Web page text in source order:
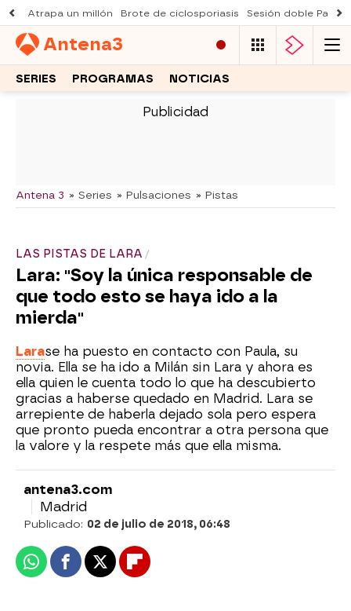
Atrapa un millón Brote de ciclosporiasis Sesión doble
Antena3
SERIES PROGRAMAS NOTICIAS
Antena 3 » Series » Pulsaciones » Pistas
LAS PISTAS DE LARA
Lara: "Soy la única responsable de
que todo esto se haya ido a la
mierda"
Larase ha puesto en contacto con Paula, su
novia. Ella se ha ido a Milán sin Lara y ahora es
ella quien le cuenta todo lo que ha descubierto
gracias a haberse quedado en Madrid. Lara se
arrepiente de haberla dejado sola pero espera
que pronto pueda encontrar a otra persona que
la valore y la respete más que ella misma.
antena3.com
Madrid
Publicado: 02 de julio de 2018, 06:48
WhatsappFacebook
X Flipboard